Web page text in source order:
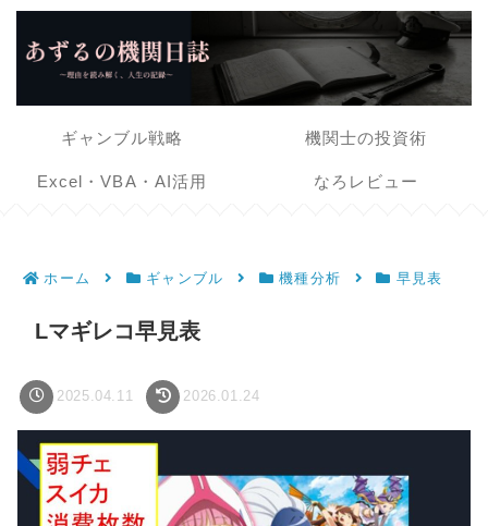
ギャンブル戦略 機関士の投資術
Excel・VBA・AI活用 なろレビュー
ホーム ギャンブル 機種分析 早見表
Lマギレコ早見表
2025.04.11 2026.01.24